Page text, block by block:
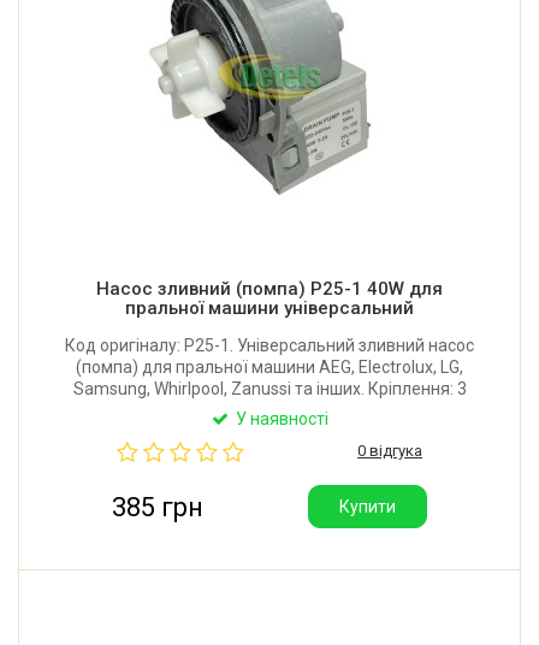
Насос зливний (помпа) P25-1 40W для
пральної машини універсальний
Код оригіналу: P25-1. Універсальний зливний насос
(помпа) для пральної машини AEG, Electrolux, LG,
Samsung, Whirlpool, Zanussi та інших. Кріплення: 3
гвинти. Потужність: 40W. Обмотка: мідна. Виробник:
У наявності
0 відгука
385 грн Купити